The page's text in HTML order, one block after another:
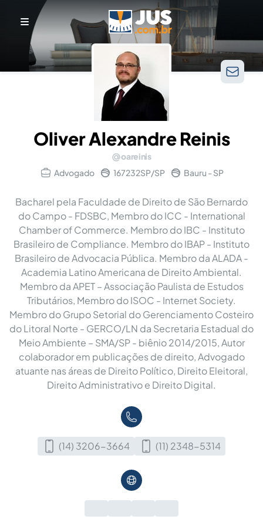
Oliver Alexandre Reinis
oareinis
Advogado
167232SP/SP Bauru - SP
Bacharel pela Faculdade de Direito de São Bernardo
do Campo - FDSBC, Membro do ICC - International
Chamber of Commerce. Membro do IBC - Instituto
Brasileiro de Compliance. Membro do IBAP - Instituto
Brasileiro de Advocacia Pública. Membro da ALADA -
Academia Latino Americana de Direito Ambiental.
Membro da APET – Associação Paulista de Estudos
Tributários, Membro do ISOC - Internet Society.
Membro do Grupo Setorial do Gerenciamento Costeiro
do Litoral Norte - GERCO/LN da Secretaria Estadual do
Meio Ambiente – SMA/SP - biênio 2014/2015, Autor
colaborador em publicações de direito, Advogado
atuante nas áreas de Direito Político, Direito Eleitoral,
Direito Administrativo e Direito Digital.
(14) 3206-3664 (11) 2348-5314